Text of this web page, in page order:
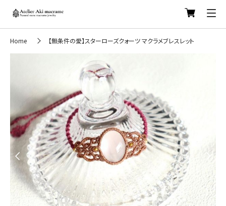
Home 【無条件の愛】スターローズクォーツ マクラメブレスレット
Previous